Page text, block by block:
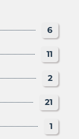
6
11
2
21
1